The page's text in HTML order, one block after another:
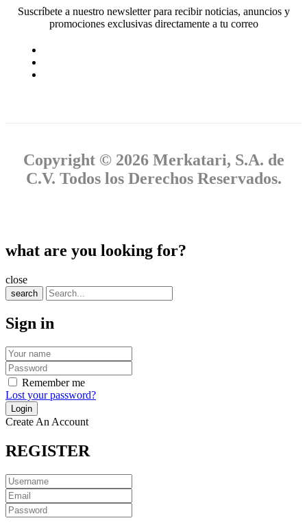
Suscríbete a nuestro newsletter para recibir noticias, anuncios y
promociones exclusivas directamente a tu correo
Copyright © 2026 Merkatari, S.A. de
C.V. Todos los Derechos Reservados.
what are you looking for?
close
search
Sign in
Remember me
Lost your password?
Create An Account
REGISTER